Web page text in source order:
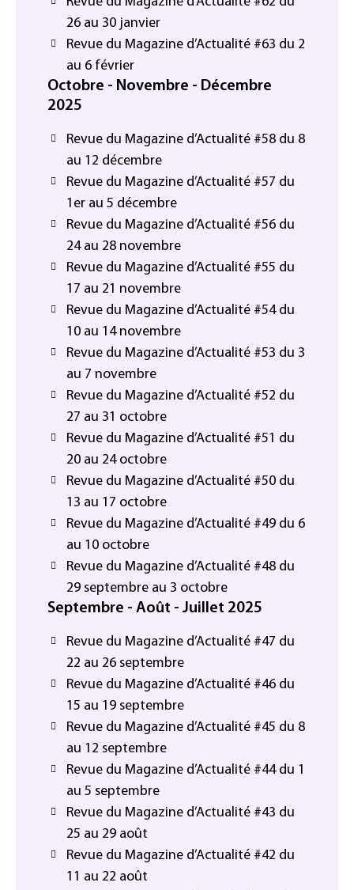
26 au 30 janvier
Revue du Magazine d’Actualité #63 du 2
au 6 février
Octobre - Novembre - Décembre
2025
Revue du Magazine d’Actualité #58 du 8
au 12 décembre
Revue du Magazine d’Actualité #57 du
1er au 5 décembre
Revue du Magazine d’Actualité #56 du
24 au 28 novembre
Revue du Magazine d’Actualité #55 du
17 au 21 novembre
Revue du Magazine d’Actualité #54 du
10 au 14 novembre
Revue du Magazine d’Actualité #53 du 3
au 7 novembre
Revue du Magazine d’Actualité #52 du
27 au 31 octobre
Revue du Magazine d’Actualité #51 du
20 au 24 octobre
Revue du Magazine d’Actualité #50 du
13 au 17 octobre
Revue du Magazine d’Actualité #49 du 6
au 10 octobre
Revue du Magazine d’Actualité #48 du
29 septembre au 3 octobre
Septembre - Août - Juillet 2025
Revue du Magazine d’Actualité #47 du
22 au 26 septembre
Revue du Magazine d’Actualité #46 du
15 au 19 septembre
Revue du Magazine d’Actualité #45 du 8
au 12 septembre
Revue du Magazine d’Actualité #44 du 1
au 5 septembre
Revue du Magazine d’Actualité #43 du
25 au 29 août
Revue du Magazine d’Actualité #42 du
11 au 22 août